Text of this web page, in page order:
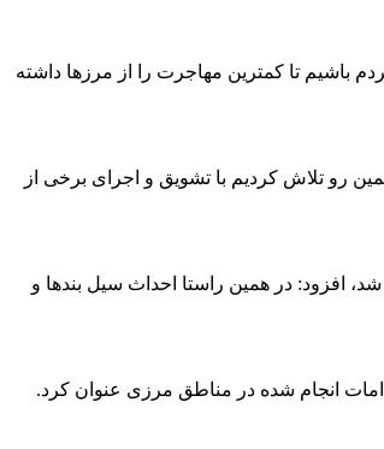
باشیم تا کمترین مهاجرت را از مرزها داشته
رو تلاش کردیم با تشویق و اجرای برخی از
افزود: در همین راستا احداث سیل بندها و